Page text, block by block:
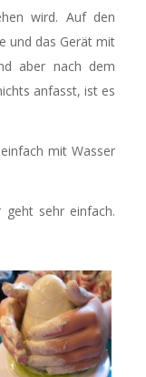
wird. Auf den
und das Gerät mit
aber nach dem
anfasst, ist es
mit Wasser
sehr einfach.